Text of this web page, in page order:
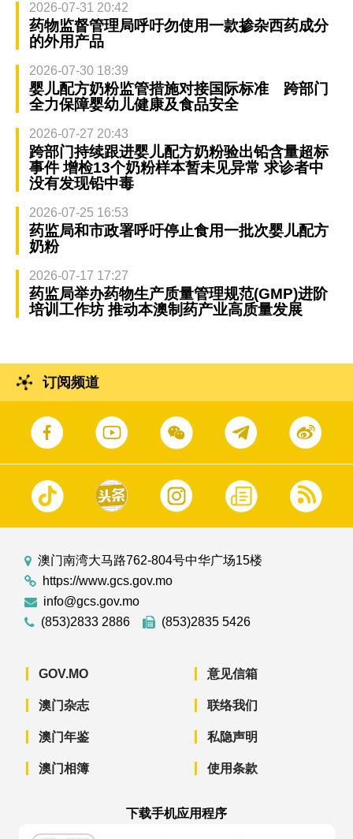
2026-07-31 20:42
药物监督管理局呼吁勿使用一款掺杂西药成分
的外用产品
2026-07-30 18:39
婴儿配方奶粉监管措施对接国际标准 跨部门
全力保障婴幼儿健康及食品安全
2026-07-27 20:43
跨部门持续跟进婴儿配方奶粉验出铅含量超标
事件 增检13个奶粉样本暂未见异常 求诊者中
没有发现铅中毒
2026-07-25 16:53
药监局和市政署呼吁停止食用一批次婴儿配方
奶粉
2026-07-17 17:27
药监局举办药物生产质量管理规范(GMP)进阶
培训工作坊 推动本澳制药产业高质量发展
订阅频道
澳门南湾大马路762-804号中华广场15楼
https://www.gcs.gov.mo
info@gcs.gov.mo
(853)2833 2886
(853)2835 5426
GOV.MO
澳门杂志
澳门年鉴
澳门相簿
意见信箱
联络我们
私隐声明
使用条款
下载手机应用程序